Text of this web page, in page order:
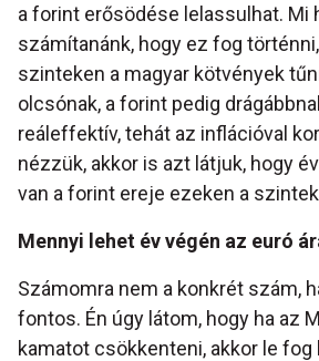
a forint erősödése lelassulhat. Mi
számítanánk, hogy ez fog
szinteken a magyar kötvények
olcsónak, a forint pedig
reáleffektív, tehát az inflációval
nézzük, akkor is azt látjuk, hogy
van a forint ereje ezeken a
Mennyi lehet év végén az euró
Számomra nem a konkrét szám,
fontos. Én úgy látom, hogy ha az
kamatot csökkenteni, akkor le fog